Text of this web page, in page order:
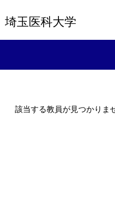
埼玉医科大学
該当する教員が見つかりま